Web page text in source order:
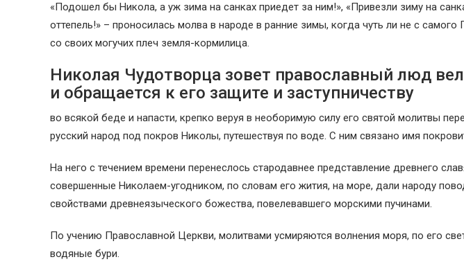
«Подошел бы Никола, а уж зима на санках приедет за ним!», «Привезли зиму на
оттепель!» – проносилась молва в народе в ранние зимы, когда чуть ли не с
со своих могучих плеч земля-кормилица.
Николая Чудотворца зовет православный люд
и обращается к его защите и заступничеству
во всякой беде и напасти, крепко веруя в необоримую силу его святой молитвы
русский народ под покров Николы, путешествуя по воде. С ним связано имя
На него с течением времени перенеслось стародавнее представление древнего
совершенные Николаем-угодником, по словам его жития, на море, дали народу
свойствами древнеязыческого божества, повелевавшего морскими пучинами.
По учению Православной Церкви, молитвами усмиряются волнения моря, по его
водяные бури.